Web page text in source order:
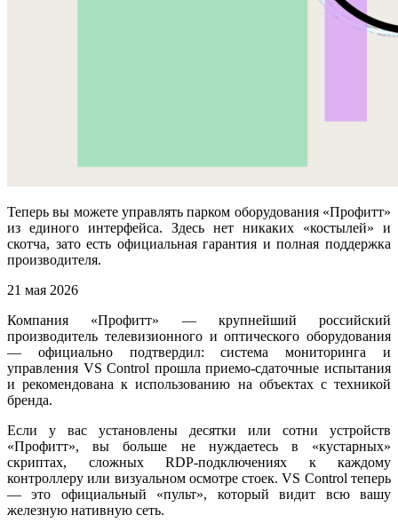
Теперь вы можете управлять парком оборудования «Профитт»
из единого интерфейса. Здесь нет никаких «костылей» и
скотча, зато есть официальная гарантия и полная поддержка
производителя.
21 мая 2026
Компания «Профитт» — крупнейший российский
производитель телевизионного и оптического оборудования
— официально подтвердил: система мониторинга и
управления VS Control прошла приемо-сдаточные испытания
и рекомендована к использованию на объектах с техникой
бренда.
Если у вас установлены десятки или сотни устройств
«Профитт», вы больше не нуждаетесь в «кустарных»
скриптах, сложных RDP-подключениях к каждому
контроллеру или визуальном осмотре стоек. VS Control теперь
— это официальный «пульт», который видит всю вашу
железную нативную сеть.